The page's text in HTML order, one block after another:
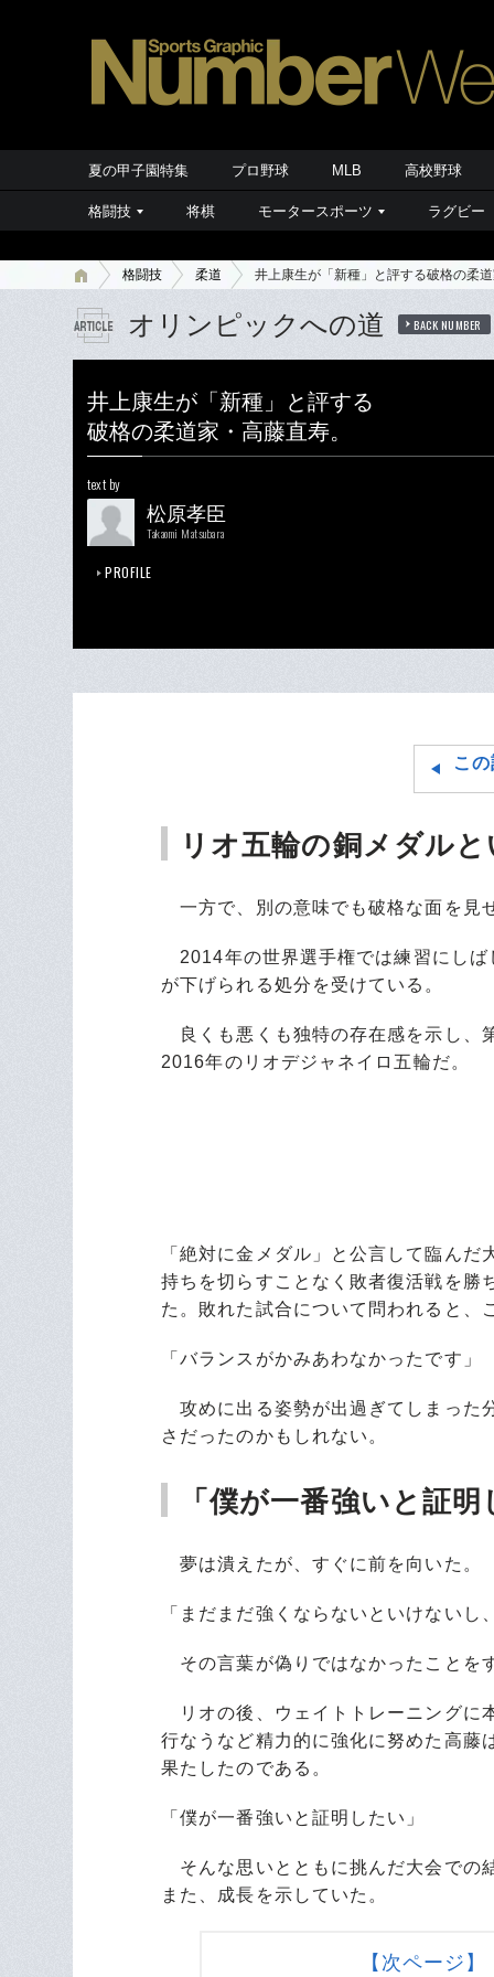
夏の甲子園特集 プロ野球 MLB 高校野球
格闘技 将棋 モータースポーツ ラグビー
格闘技 柔道 井上康生が「新種」と評する破格の柔
オリンピックへの道 BACK NUMBER
井上康生が「新種」と評する
破格の柔道家・高藤直寿。
text by
松原孝臣
Takaomi Matsubara
PROFILE
こ
リオ五輪の銅メダル
一方で、別の意味でも破格な面を見
2014年の世界選手権では練習にしば
が下げられる処分を受けている。
良くも悪くも独特の存在感を示し、
2016年のリオデジャネイロ五輪だ。
「絶対に金メダル」と公言して臨ん
持ちを切らすことなく敗者復活戦を勝
た。敗れた試合について問われると、
「バランスがかみあわなかったです」
攻めに出る姿勢が出過ぎてしまった
さだったのかもしれない。
「僕が一番強いと証
夢は潰えたが、すぐに前を向いた。
「まだまだ強くならないといけない
その言葉が偽りではなかったことを
リオの後、ウェイトトレーニングに
行なうなど精力的に強化に努めた高藤
果たしたのである。
「僕が一番強いと証明したい」
そんな思いとともに挑んだ大会での
また、成長を示していた。
【次ページ